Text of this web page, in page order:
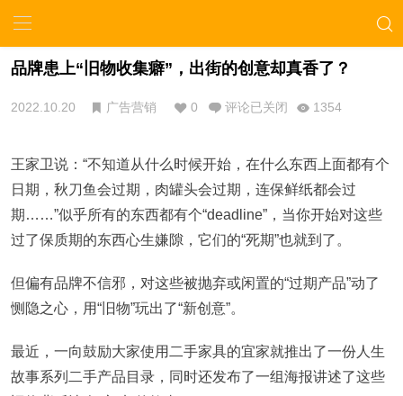
品牌患上“旧物收集癖”，出街的创意却真香了？
2022.10.20 广告营销 0 评论已关闭 1354
王家卫说：“不知道从什么时候开始，在什么东西上面都有个
日期，秋刀鱼会过期，肉罐头会过期，连保鲜纸都会过
期……”似乎所有的东西都有个“deadline”，当你开始对这些
过了保质期的东西心生嫌隙，它们的“死期”也就到了。
但偏有品牌不信邪，对这些被抛弃或闲置的“过期产品”动了
恻隐之心，用“旧物”玩出了“新创意”。
最近，一向鼓励大家使用二手家具的宜家就推出了一份人生
故事系列二手产品目录，同时还发布了一组海报讲述了这些